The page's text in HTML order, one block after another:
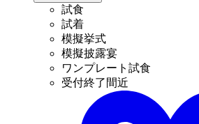
試食
試着
模擬挙式
模擬披露宴
ワンプレート試食
受付終了間近